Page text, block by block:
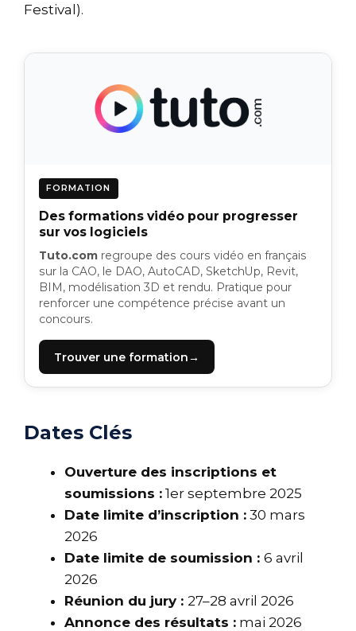
Festival).
FORMATION
Des formations vidéo pour progresser
sur vos logiciels
Tuto.comregroupe des cours vidéo en français
sur la CAO, le DAO, AutoCAD, SketchUp, Revit,
BIM, modélisation 3D et rendu. Pratique pour
renforcer une compétence précise avant un
concours.
Trouver une formation
Dates Clés
Ouverture des inscriptions et
soumissions : 1er septembre 2025
Date limite d’inscription : 30 mars
2026
Date limite de soumission : 6 avril
2026
Réunion du jury : 27–28 avril 2026
Annonce des résultats : mai 2026